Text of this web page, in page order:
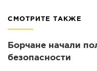
СМОТРИТЕ ТАКЖЕ
Борчане начали
безопасности